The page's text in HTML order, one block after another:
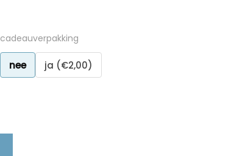
cadeauverpakking
nee ja (€2,00)